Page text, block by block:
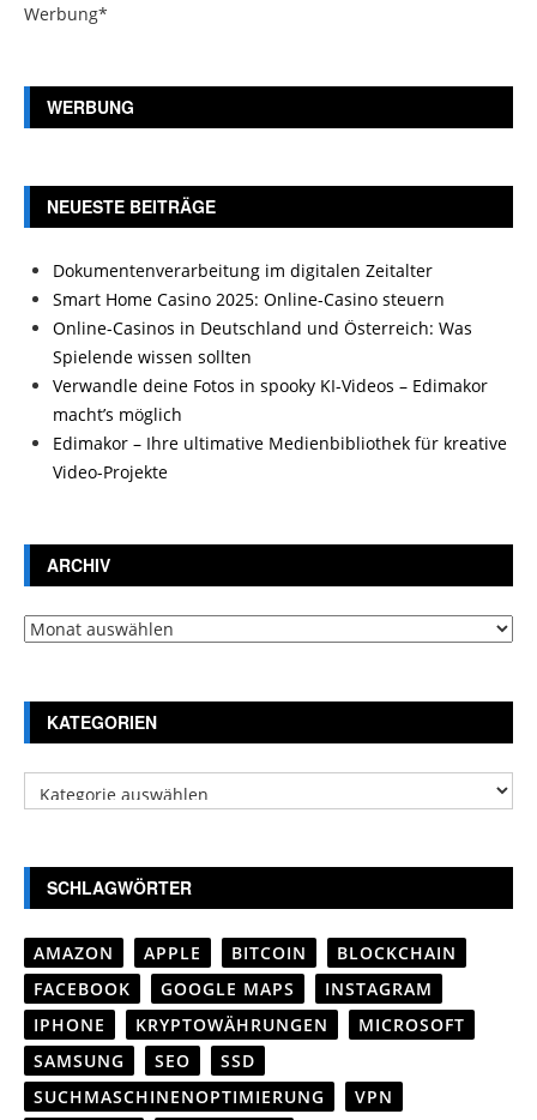
Werbung*
WERBUNG
NEUESTE BEITRÄGE
Dokumentenverarbeitung im digitalen Zeitalter
Smart Home Casino 2025: Online-Casino steuern
Online-Casinos in Deutschland und Österreich: Was
Spielende wissen sollten
Verwandle deine Fotos in spooky KI-Videos – Edimakor
macht’s möglich
Edimakor – Ihre ultimative Medienbibliothek für kreative
Video-Projekte
ARCHIV
Archiv
KATEGORIEN
Kategorien
SCHLAGWÖRTER
AMAZON APPLE BITCOIN
BLOCKCHAIN
FACEBOOK
GOOGLE MAPS
INSTAGRAM
IPHONE
KRYPTOWÄHRUNGEN
MICROSOFT
SAMSUNG
SEO
SSD
SUCHMASCHINENOPTIMIERUNG
VPN